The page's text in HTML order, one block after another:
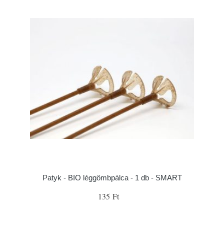
Patyk - BIO léggömbpálca - 1 db - SMART
135 Ft